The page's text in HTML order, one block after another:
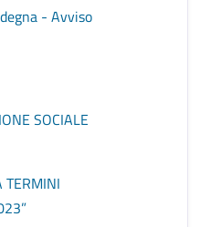
- Avviso
SOCIALE
TERMINI